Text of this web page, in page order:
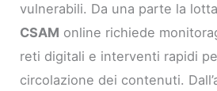
vulnerabili. Da una parte la
CSAM online richiede
reti digitali e interventi rapidi
circolazione dei contenuti.